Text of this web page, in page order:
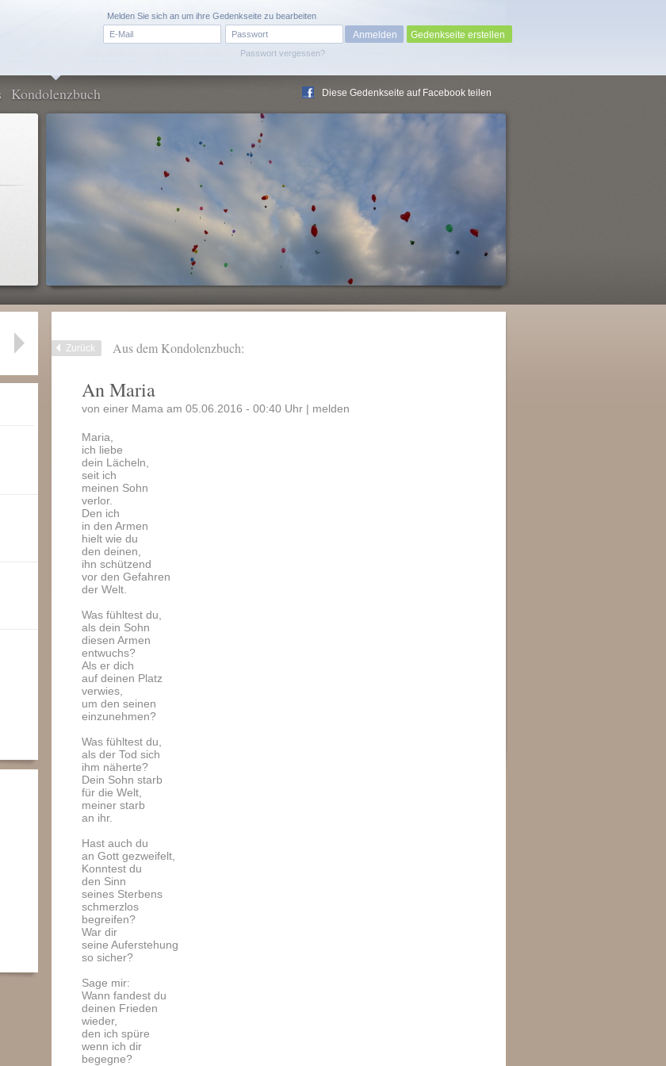
Passwort vergessen?
Melden Sie sich an um ihre Gedenkseite zu bearbeiten
Gedenkseite erstellen
Kondolenzbuch Diese Gedenkseite auf Facebook teilen
Zurück Aus dem Kondolenzbuch:
An Maria
von einer Mama am 05.06.2016 - 00:40 Uhr | melden
Maria,
ich liebe
dein Lächeln,
seit ich
meinen Sohn
verlor.
Den ich
in den Armen
hielt wie du
den deinen,
ihn schützend
vor den Gefahren
der Welt.
Was fühltest du,
als dein Sohn
diesen Armen
entwuchs?
Als er dich
auf deinen Platz
verwies,
um den seinen
einzunehmen?
Was fühltest du,
als der Tod sich
ihm näherte?
Dein Sohn starb
für die Welt,
meiner starb
an ihr.
Hast auch du
an Gott gezweifelt,
Konntest du
den Sinn
seines Sterbens
schmerzlos
begreifen?
War dir
seine Auferstehung
so sicher?
Sage mir:
Wann fandest du
deinen Frieden
wieder,
den ich spüre
wenn ich dir
begegne?